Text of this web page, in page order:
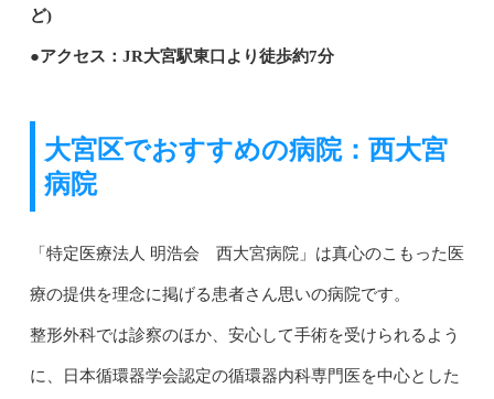
ど)
●アクセス：JR大宮駅東口より徒歩約7分
大宮区でおすすめの病院：西大宮
病院
「特定医療法人 明浩会 西大宮病院」は真心のこもった医
療の提供を理念に掲げる患者さん思いの病院です。
整形外科では診察のほか、安心して手術を受けられるよう
に、日本循環器学会認定の循環器内科専門医を中心とした